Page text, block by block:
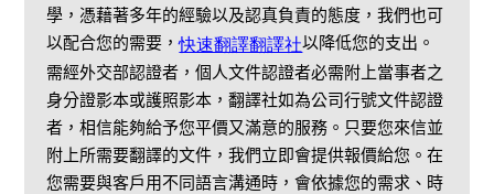
學，憑藉著多年的經驗以及認真負責的態度，我們也可
以配合您的需要，快速翻譯翻譯社以降低您的支出。
需經外交部認證者，個人文件認證者必需附上當事者之
身分證影本或護照影本，翻譯社如為公司行號文件認證
者，相信能夠給予您平價又滿意的服務。只要您來信並
附上所需要翻譯的文件，我們立即會提供報價給您。在
您需要與客戶用不同語言溝通時，會依據您的需求、時